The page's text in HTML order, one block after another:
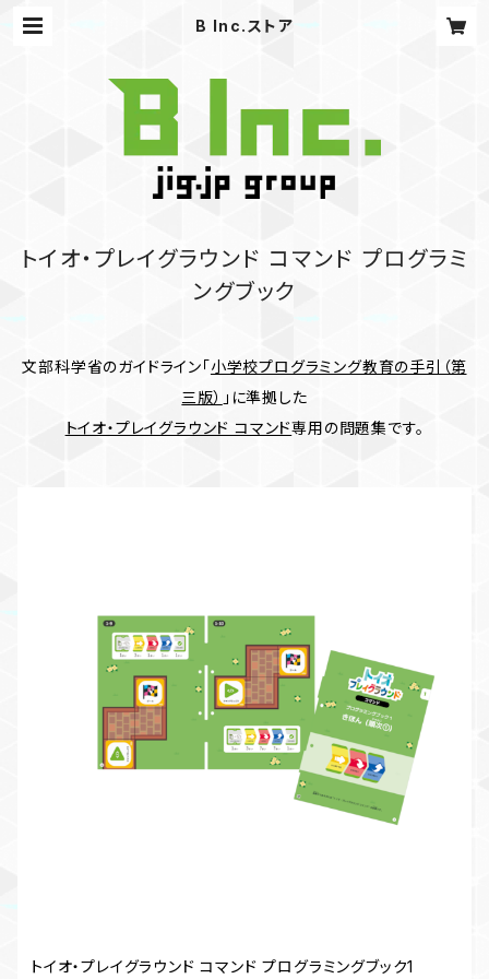
B Inc.ストア
トイオ・プレイグラウンド コマンド プログラミ
ングブック
文部科学省のガイドライン「小学校プログラミング教育の手引（第
三版） 」に準拠した
トイオ・プレイグラウンド コマンド専用の問題集です。
トイオ・プレイグラウンド コマンド プログラミングブック1